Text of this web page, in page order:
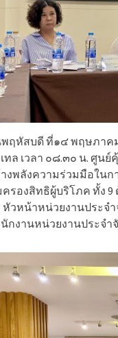
ฤหัสบดี ที่๑๔ พฤษภาค
ทล เวลา ๐๘.๓๐ น. ศูน
งพลังความร่วมมือในก
รองสิทธิผู้บริโภค ทั้ง
หัวหน้าหน่วยงานประจ
กงานหน่วยงานประจำ